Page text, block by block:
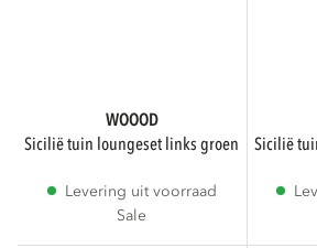
WOOOD
sicilië tuin loungeset links groen
Levering uit voorraad
Sale
sicilië